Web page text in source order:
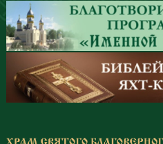
Перейти к основному содержанию